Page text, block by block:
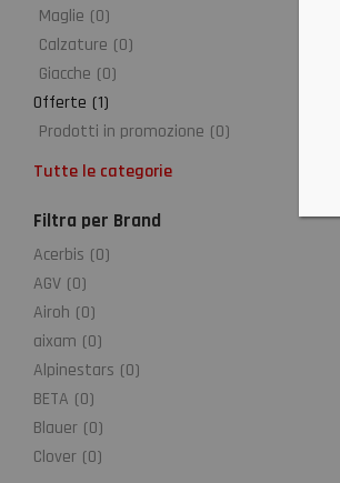
Maglie (0)
Calzature (0)
Giacche (0)
Offerte (1)
Prodotti in promozione (0)
Tutte le categorie
Filtra per Brand
Acerbis (0)
AGV (0)
Airoh (0)
aixam (0)
Alpinestars (0)
BETA (0)
Blauer (0)
Clover (0)